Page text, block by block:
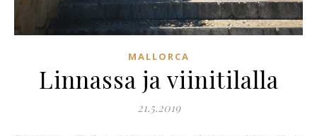
MALLORCA
Linnassa ja viinitilalla
21.5.2019